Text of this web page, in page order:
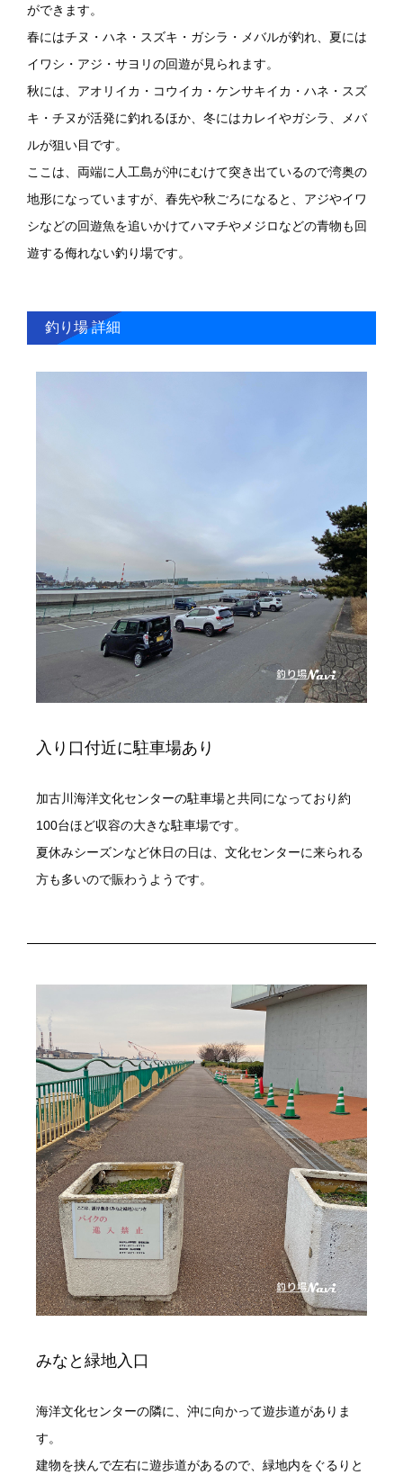
ができます。
春にはチヌ・ハネ・スズキ・ガシラ・メバルが釣れ、夏には
イワシ・アジ・サヨリの回遊が見られます。
秋には、アオリイカ・コウイカ・ケンサキイカ・ハネ・スズ
キ・チヌが活発に釣れるほか、冬にはカレイやガシラ、メバ
ルが狙い目です。
ここは、両端に人工島が沖にむけて突き出ているので湾奥の
地形になっていますが、春先や秋ごろになると、アジやイワ
シなどの回遊魚を追いかけてハマチやメジロなどの青物も回
遊する侮れない釣り場です。
釣り場 詳細
入り口付近に駐車場あり
加古川海洋文化センターの駐車場と共同になっており約
100台ほど収容の大きな駐車場です。
夏休みシーズンなど休日の日は、文化センターに来られる
方も多いので賑わうようです。
みなと緑地入口
海洋文化センターの隣に、沖に向かって遊歩道がありま
す。
建物を挟んで左右に遊歩道があるので、緑地内をぐるりと